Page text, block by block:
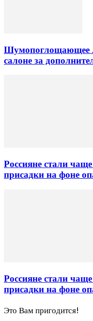
Шумопоглощающее
салоне за
Россияне стали
присадки на фоне
Россияне стали
присадки на фоне
Это Вам пригодится!